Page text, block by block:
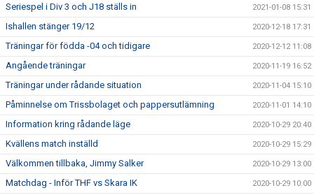
Seriespel i Div 3 och J18 ställs in 2021-01-08 15:31
Ishallen stänger 19/12 2020-12-18 17:31
Träningar för födda -04 och tidigare 2020-12-12 11:08
Angående träningar 2020-11-19 16:52
Träningar under rådande situation 2020-11-04 15:10
Påminnelse om Trissbolaget och pappersutlämning 2020-11-01 14:10
Information kring rådande läge 2020-10-29 20:40
Kvällens match inställd 2020-10-29 15:29
Välkommen tillbaka, Jimmy Salker 2020-10-29 13:00
Matchdag - Inför THF vs Skara IK 2020-10-29 10:00